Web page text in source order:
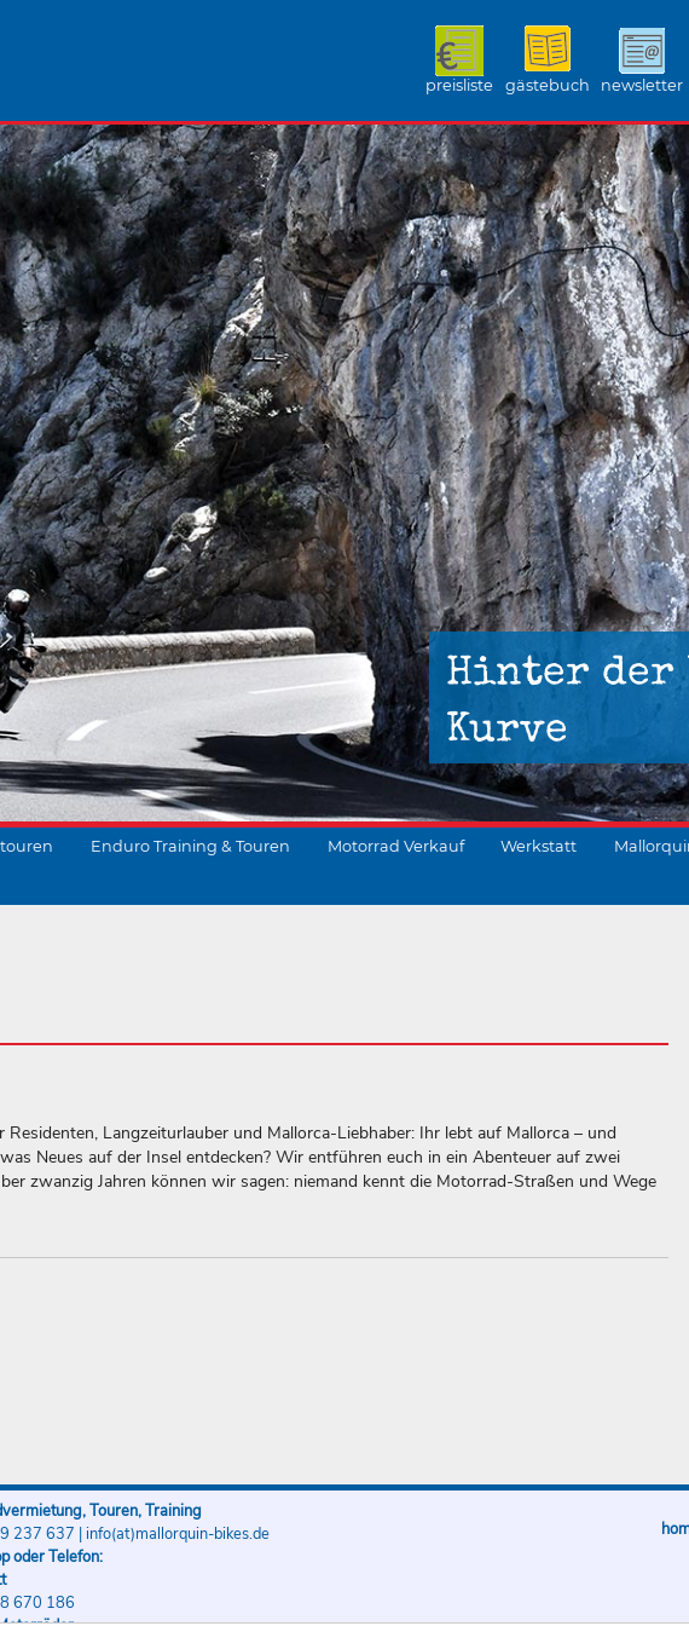
preisliste gästebuch newsletter
Hinter der
Kurve
Enduro Training & Touren Motorrad Verkauf Werkstatt
Residenten, Langzeiturlauber und Mallorca-Liebhaber: Ihr lebt auf Mallorca – und
Neues auf der Insel entdecken? Wir entführen euch in ein Abenteuer auf zwei
zwanzig Jahren können wir sagen: niemand kennt die Motorrad-Straßen und Wege
Touren, Training
237 637 |info(at)mallorquin-bikes.de
oder Telefon:
670 186